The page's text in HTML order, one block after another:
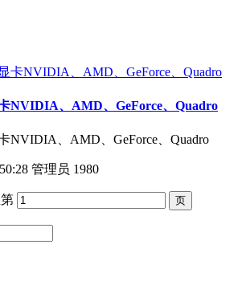
NVIDIA、AMD、GeForce、Quadro
NVIDIA、AMD、GeForce、Quadro
管理员 1980